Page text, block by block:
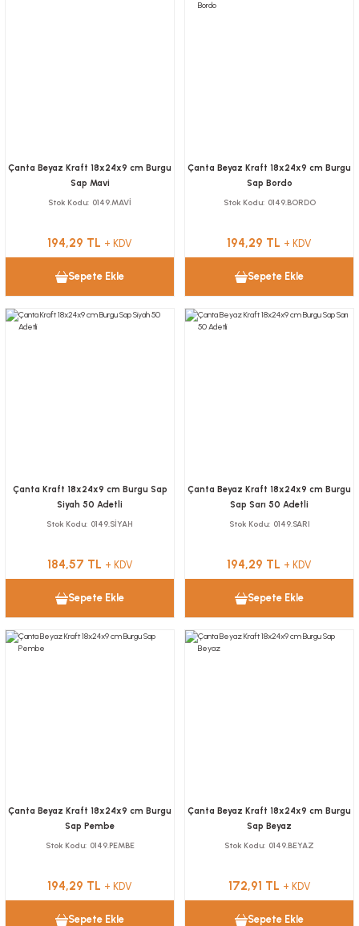
Çanta Beyaz Kraft 18x24x9 cm Burgu
Sap Mavi
Stok Kodu 0149.MAVİ
194,29 TL + KDV
Sepete Ekle
Çanta Beyaz Kraft 18x24x9 cm Burgu
Sap Bordo
Stok Kodu 0149.BORDO
194,29 TL + KDV
Sepete Ekle
Çanta Kraft 18x24x9 cm Burgu Sap
Siyah 50 Adetli
Stok Kodu 0149.SİYAH
184,57 TL + KDV
Sepete Ekle
Çanta Beyaz Kraft 18x24x9 cm Burgu
Sap Sarı 50 Adetli
Stok Kodu 0149.SARI
194,29 TL + KDV
Sepete Ekle
Çanta Beyaz Kraft 18x24x9 cm Burgu
Sap Pembe
Stok Kodu 0149.PEMBE
194,29 TL + KDV
Sepete Ekle
Çanta Beyaz Kraft 18x24x9 cm Burgu
Sap Beyaz
Stok Kodu 0149.BEYAZ
172,91 TL + KDV
Sepete Ekle